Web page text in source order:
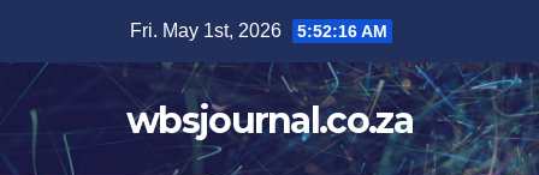
content
Fri. May 1st, 2026 5:52:17 AM
wbsjournal.co.za